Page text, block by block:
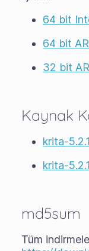
64 bit
64 bit
32 bit
Kaynak
krita-
krita-
md5sum
Tüm